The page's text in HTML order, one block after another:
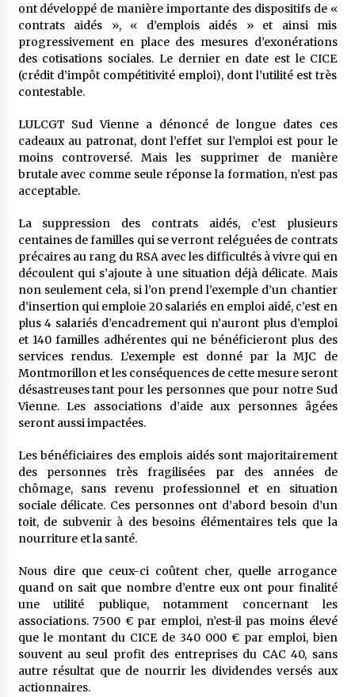
ont développé de manière importante des dispositifs de «
contrats aidés », « d’emplois aidés » et ainsi mis
progressivement en place des mesures d’exonérations
des cotisations sociales. Le dernier en date est le CICE
(crédit d’impôt compétitivité emploi), dont l’utilité est très
contestable.
LULCGT Sud Vienne a dénoncé de longue dates ces
cadeaux au patronat, dont l’effet sur l’emploi est pour le
moins controversé. Mais les supprimer de manière
brutale avec comme seule réponse la formation, n’est pas
acceptable.
La suppression des contrats aidés, c’est plusieurs
centaines de familles qui se verront reléguées de contrats
précaires au rang du RSA avec les difficultés à vivre qui en
découlent qui s’ajoute à une situation déjà délicate. Mais
non seulement cela, si l’on prend l’exemple d’un chantier
d’insertion qui emploie 20 salariés en emploi aidé, c’est en
plus 4 salariés d’encadrement qui n’auront plus d’emploi
et 140 familles adhérentes qui ne bénéficieront plus des
services rendus. L’exemple est donné par la MJC de
Montmorillon et les conséquences de cette mesure seront
désastreuses tant pour les personnes que pour notre Sud
Vienne. Les associations d’aide aux personnes âgées
seront aussi impactées.
Les bénéficiaires des emplois aidés sont majoritairement
des personnes très fragilisées par des années de
chômage, sans revenu professionnel et en situation
sociale délicate. Ces personnes ont d’abord besoin d’un
toit, de subvenir à des besoins élémentaires tels que la
nourriture et la santé.
Nous dire que ceux-ci coûtent cher, quelle arrogance
quand on sait que nombre d’entre eux ont pour finalité
une utilité publique, notamment concernant les
associations. 7500 € par emploi, n’est-il pas moins élevé
que le montant du CICE de 340 000 € par emploi, bien
souvent au seul profit des entreprises du CAC 40, sans
autre résultat que de nourrir les dividendes versés aux
actionnaires.